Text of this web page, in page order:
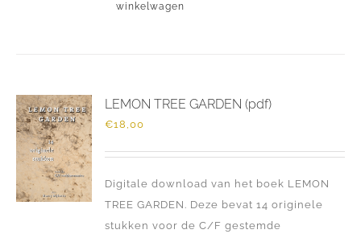
winkelwagen
LEMON TREE GARDEN (pdf)
€18,00
Digitale download van het boek LEMON
TREE GARDEN. Deze bevat 14 originele
stukken voor de C/F gestemde